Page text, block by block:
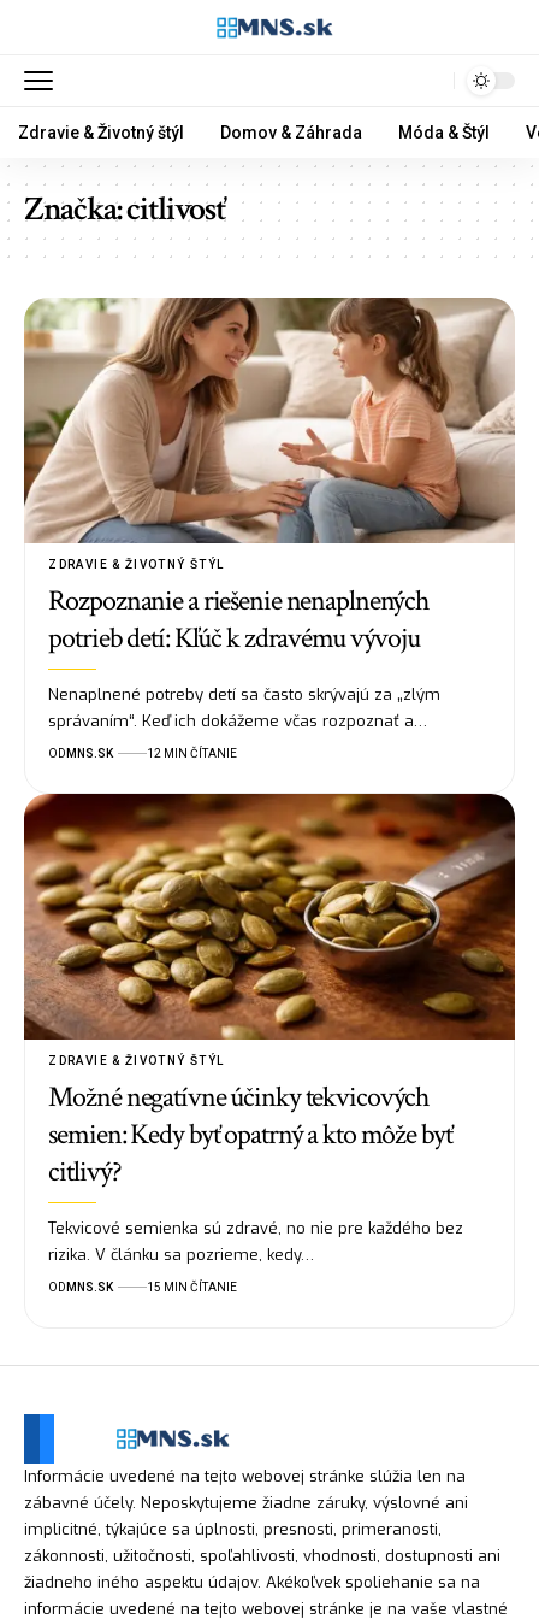
Zdravie & Životný štýl Domov & Záhrada Móda & Štýl
Značka:citlivosť
ZDRAVIE & ŽIVOTNÝ ŠTÝL
Rozpoznanie a riešenie nenaplnených
potrieb detí: Kľúč k zdravému vývoju
Nenaplnené potreby detí sa často skrývajú za „zlým
správaním“. Keď ich dokážeme včas rozpoznať a…
OD MNS.SK 12 MIN ČÍTANIE
ZDRAVIE & ŽIVOTNÝ ŠTÝL
Možné negatívne účinky tekvicových
semien: Kedy byť opatrný a kto môže byť
citlivý?
Tekvicové semienka sú zdravé, no nie pre každého bez
rizika. V článku sa pozrieme, kedy…
OD MNS.SK 15 MIN ČÍTANIE
Informácie uvedené na tejto webovej stránke slúžia len na
zábavné účely. Neposkytujeme žiadne záruky, výslovné ani
implicitné, týkajúce sa úplnosti, presnosti, primeranosti,
zákonnosti, užitočnosti, spoľahlivosti, vhodnosti, dostupnosti ani
žiadneho iného aspektu údajov. Akékoľvek spoliehanie sa na
informácie uvedené na tejto webovej stránke je na vaše vlastné